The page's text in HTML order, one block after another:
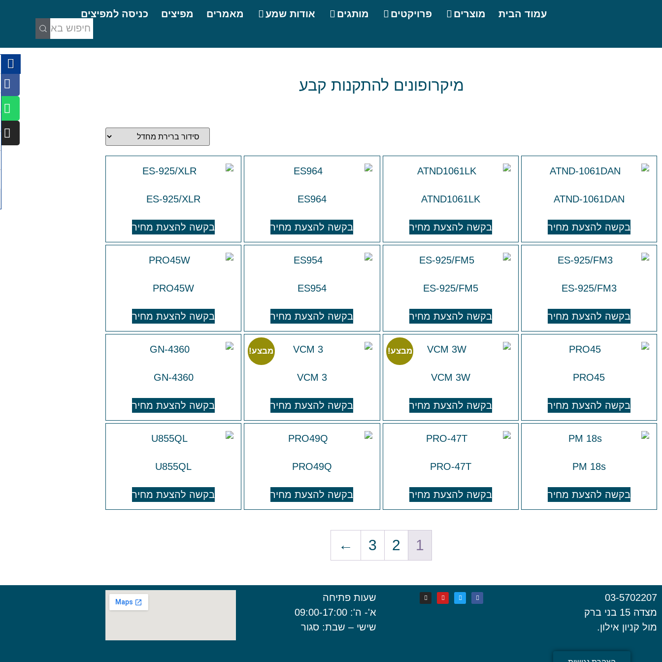
עמוד הבית מוצרים פרויקטים מותגים אודות שמע מאמרים מפיצים כניסה למפיצים
מיקרופונים להתקנות קבע
ATND-1061DAN
בקשה להצעת מחיר
ATND1061LK
בקשה להצעת מחיר
ES964
בקשה להצעת מחיר
ES-925/XLR
בקשה להצעת מחיר
ES-925/FM3
בקשה להצעת מחיר
ES-925/FM5
בקשה להצעת מחיר
ES954
בקשה להצעת מחיר
PRO45W
בקשה להצעת מחיר
PRO45
בקשה להצעת מחיר
מבצע!
VCM 3W
בקשה להצעת מחיר
מבצע!
VCM 3
בקשה להצעת מחיר
GN-4360
בקשה להצעת מחיר
PM 18s
בקשה להצעת מחיר
PRO-47T
בקשה להצעת מחיר
PRO49Q
בקשה להצעת מחיר
U855QL
בקשה להצעת מחיר
1
2
3
←
03-5702207
מצדה 15 בני ברק
מול קניון אילון.
שעות פתיחה
א'- ה': 09:00-17:00
שישי – שבת: סגור